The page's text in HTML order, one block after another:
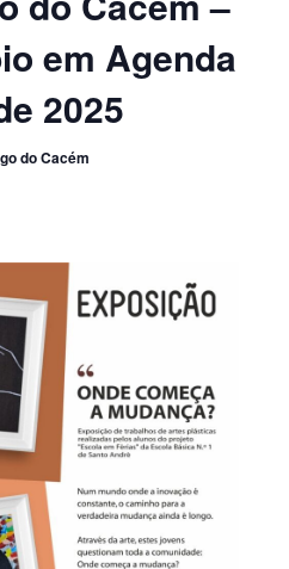
em Agenda
2025
do Cacém